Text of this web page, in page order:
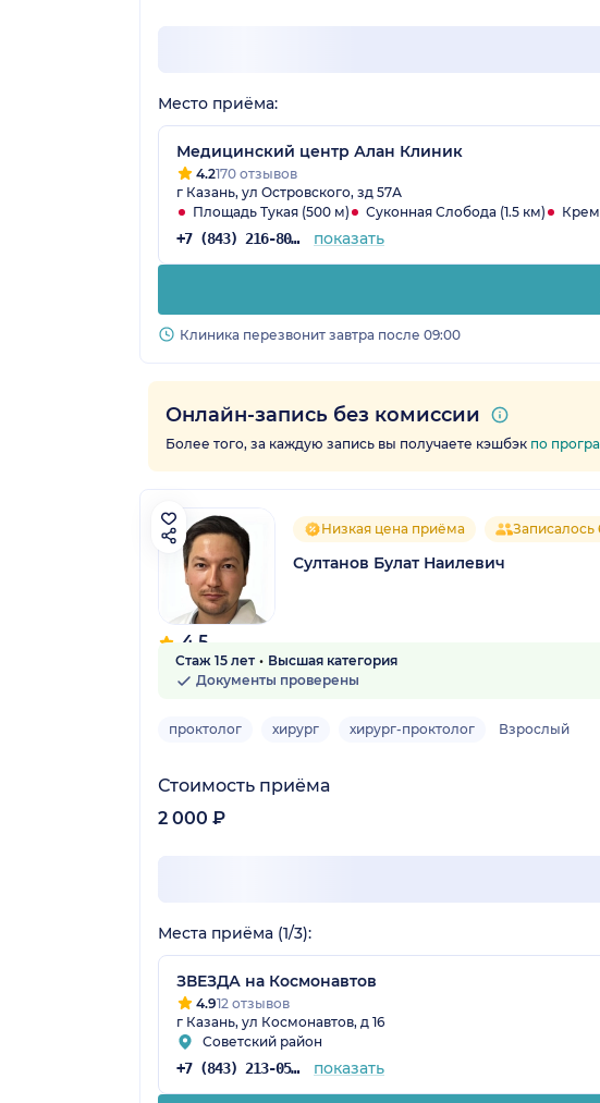
Место приёма:
Медицинский центр Алан Клиник
4.2170 отзывов
г Казань, ул Островского, зд 57А
Площадь Тукая (500 м)
Суконная Слобода (1.5 км)
+7 (843) 216-80-28 показать
Клиника перезвонит завтра после 09:00
Онлайн-запись без комиссии
Более того, за каждую запись вы получаете кэшбэк по
4.5
16 отзывов
Низкая цена приёма Записалось
Султанов Булат Наилевич
Стаж 15 лет
Высшая категория
Документы проверены
проктолог хирург хирург-проктолог Взрослый
Стоимость приёма
2 000 ₽
Места приёма (1/3):
ЗВЕЗДА на Космонавтов
4.912 отзывов
г Казань, ул Космонавтов, д 16
Советский район
+7 (843) 213-05-65 показать